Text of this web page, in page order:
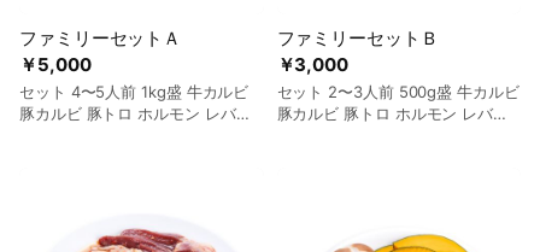
￥5,000
ファミリーセットＡ
セット 4〜5人前 1kg盛 牛カルビ
豚カルビ 豚トロ ホルモン レバー
￥3,000
ファミリーセットＢ
セット 2〜3人前 500g盛 牛カルビ
豚カルビ 豚トロ ホルモン レバー